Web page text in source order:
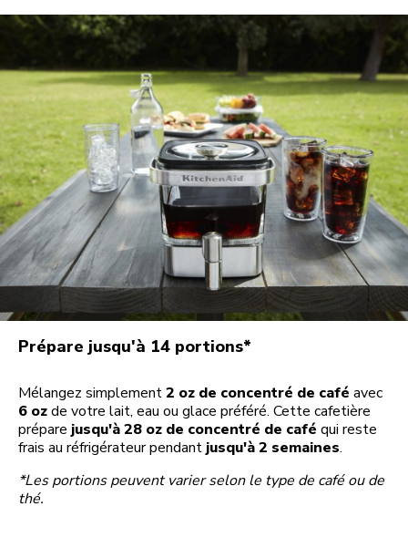
Prépare jusqu'à 14 portions*
Mélangez simplement2 oz de concentré de café avec
6 ozde votre lait, eau ou glace préféré. Cette cafetière
prépare jusqu'à 28 oz de concentré de café qui reste
frais au réfrigérateur pendantjusqu'à 2 semaines.
*Les portions peuvent varier selon le type de café ou de
thé.